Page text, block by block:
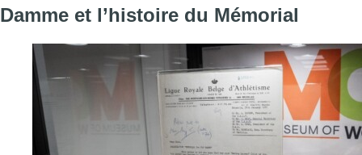
Damme et l’histoire du Mémorial